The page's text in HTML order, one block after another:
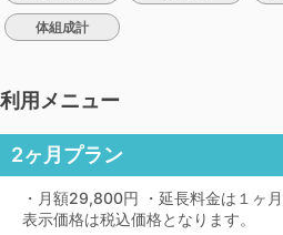
体組成計
利用メニュー
2ヶ月プラン
・月額29,800円 ・延長料金は１ヶ
表示価格は税込価格となります。